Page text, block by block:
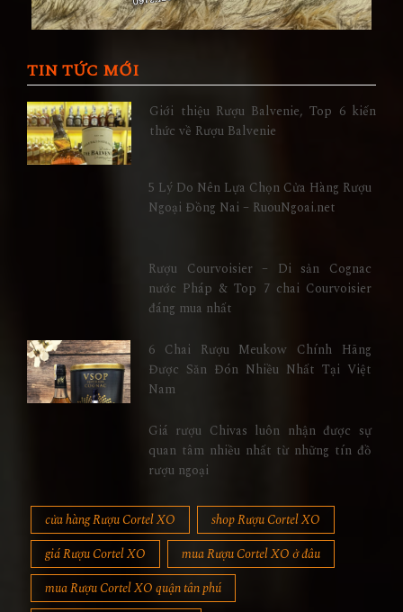
TIN TỨC MỚI
Giới thiệu Rượu Balvenie, Top 6 kiến
thức về Rượu Balvenie
5 Lý Do Nên Lựa Chọn Cửa Hàng Rượu
Ngoại Đồng Nai – RuouNgoai.net
Rượu Courvoisier – Di sản Cognac
nước Pháp & Top 7 chai Courvoisier
đáng mua nhất
6 Chai Rượu Meukow Chính Hãng
Được Săn Đón Nhiều Nhất Tại Việt
Nam
Giá rượu Chivas luôn nhận được sự
quan tâm nhiều nhất từ những tín đồ
rượu ngoại
cửa hàng Rượu Cortel XO
shop Rượu Cortel XO
giá Rượu Cortel XO
mua Rượu Cortel XO ở đâu
mua Rượu Cortel XO quận tân phú